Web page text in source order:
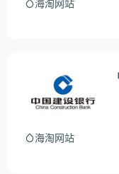
海淘网站
海淘网站